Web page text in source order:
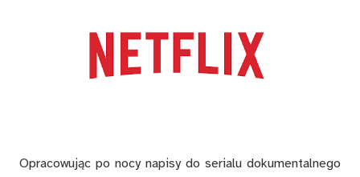
Opracowując po nocy napisy do serialu dokumentalnego